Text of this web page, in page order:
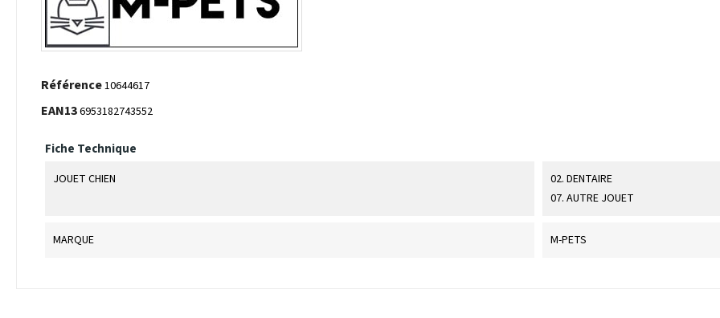
Référence10644617
EAN136953182743552
Fiche Technique
JOUET CHIEN
02. DENTAIRE
07. AUTRE JOUET
MARQUE M-PETS